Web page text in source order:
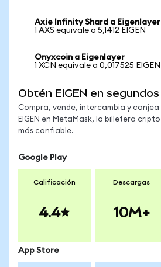
Axie Infinity Shard a Eigenlayer
1 AXS equivale a 5,1412 EIGEN
Onyxcoin a Eigenlayer
1 XCN equivale a 0,017525 EIGEN
Obtén EIGEN en segundos
Compra, vende, intercambia y canjea
EIGEN en MetaMask, la billetera cripto
más confiable.
Google Play
Calificación
4.4
Descargas
10M+
App Store